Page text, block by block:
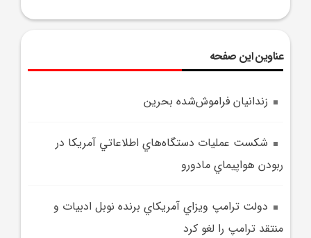
عناوین این صفحه
زندانيان فراموش‌شده بحرين
شکست عمليات دستگاه‌هاي اطلاعاتي آمريکا در
ربودن هواپيماي مادورو
دولت ترامپ ويزاي آمريکاي برنده نوبل ادبيات و
منتقد ترامپ را لغو کرد